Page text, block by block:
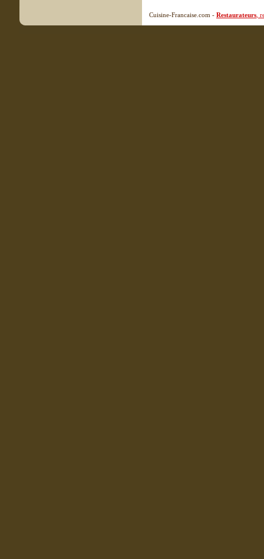
Cuisine-Francaise.com - Restaurateurs ,